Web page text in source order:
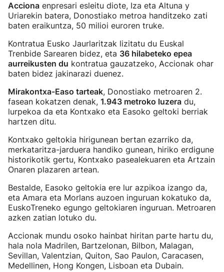
Acciona enpresari esleitu diote, Iza eta Altuna y
Uriarekin batera, Donostiako metroa handitzeko zati
baten eraikuntza, 50 milioi euroren truke.
Kontratua Eusko Jaurlaritzak lizitatu du Euskal
Trenbide Sarearen bidez, eta 36 hilabeteko epea
aurreikusten du kontratua gauzatzeko, Accionak ohar
baten bidez jakinarazi duenez.
Mirakontxa-Easo tarteak, Donostiako metroaren 2.
fasean kokatzen denak, 1.943 metroko luzera du,
lurpekoa da eta Kontxako eta Easoko geltoki berriak
hartzen ditu.
Kontxako geltokia hirigunean bertan ezarriko da,
merkataritza-jarduera handiko gunean, hiriko erdigune
historikotik gertu, Kontxako pasealekuaren eta Artzain
Onaren plazaren artean.
Bestalde, Easoko geltokia ere lur azpikoa izango da,
eta Amara eta Morlans auzoen inguruan kokatuko da,
EuskoTreneko egungo geltokiaren inguruan. Metroaren
azken zatian lotuko du.
Accionak mundu osoko hainbat hiritan parte hartu du,
hala nola Madrilen, Bartzelonan, Bilbon, Malagan,
Sevillan, Valentzian, Quiton, Sao Paulon, Caracasen,
Medellinen, Hong Kongen, Lisboan eta Dubain.